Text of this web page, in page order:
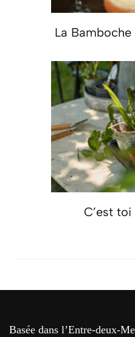
La Bamboche
C’est
Basée dans l’Entre-deux-